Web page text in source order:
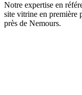
Notre expertise en
site vitrine en première
près de Nemours.